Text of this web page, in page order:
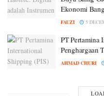
Ekonomi
FAUZI 5
PT Pertamina
Penghargaan
AHMAD CHURI